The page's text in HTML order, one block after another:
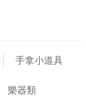
手拿小道具
樂器類